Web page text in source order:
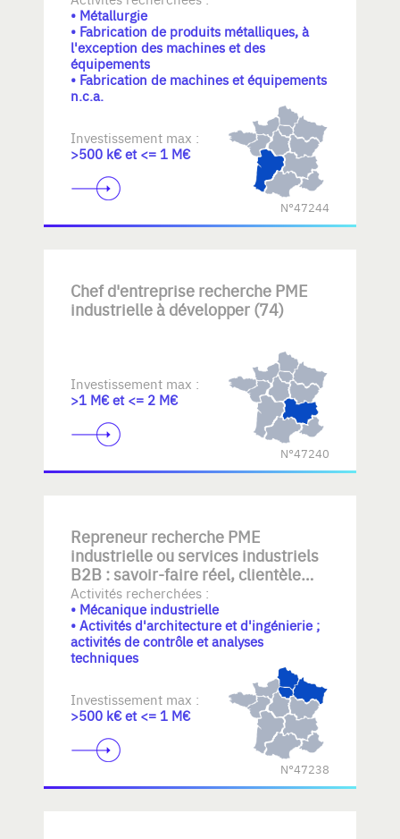
• Métallurgie
• Fabrication de produits métalliques, à
l'exception des machines et des
équipements
• Fabrication de machines et équipements
n.c.a.
Investissement max :
>500 k€ et <= 1 M€
N°47244
Chef d'entreprise recherche PME
industrielle à développer (74)
Investissement max :
>1 M€ et <= 2 M€
N°47240
Repreneur recherche PME
industrielle ou services industriels
B2B : savoir-faire réel, clientèle
établie, équipe transférable,
qualité/documentation, mécanique
- plasturgie- elastomeres
industrielle, automatisme,
BE+atelier, rework ou logistique
légère. Croissance maîtrisée sans
stock lourd.
Activités recherchées :
• Mécanique industrielle
• Activités d'architecture et d'ingénierie ;
activités de contrôle et analyses
techniques
Investissement max :
>500 k€ et <= 1 M€
N°47238